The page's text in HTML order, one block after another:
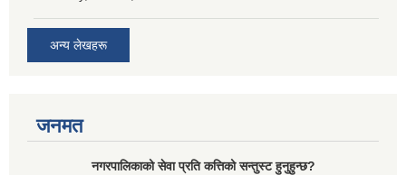
अन्य लेखहरू
जनमत
नगरपालिकाको सेवा प्रति कत्तिको सन्तुस्ट हुनुहुन्छ?